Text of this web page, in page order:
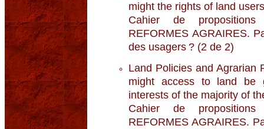
might the rights of land
Cahier de propositions
REFORMES AGRAIRES.
des usagers ? (2 de 2)
Land Policies and Agrarian
might access to land be
interests of the majority of
Cahier de propositions
REFORMES AGRAIRES.